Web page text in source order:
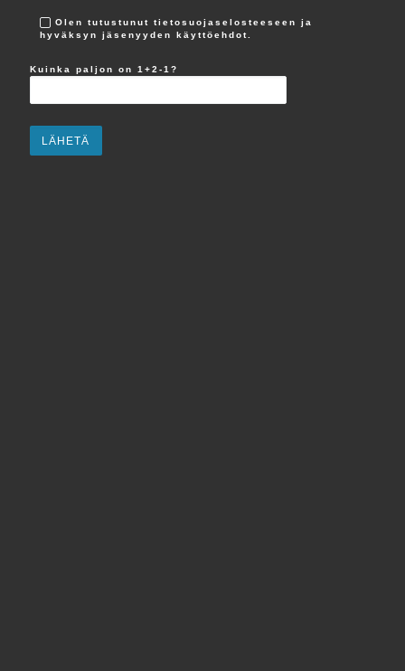
Olen tutustunut tietosuojaselosteeseen ja
hyväksyn jäsenyyden käyttöehdot.
Kuinka paljon on 1+2-1?